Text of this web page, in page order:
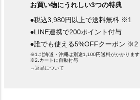
お買い物にうれしい3つの特典
●税込3,980円以上で送料無料 ※1
●LINE連携で200ポイント付与
●誰でも使える5%OFFクーポン ※2
※1.北海道・沖縄は別途1,100円送料がかかります
※2.カートに自動付与
→返品について